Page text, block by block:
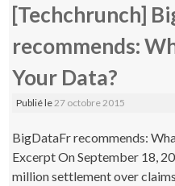
[Techchrunch]
recommends:
Your Data?
Publié le 27 octobre 2015
BigDataFr recommends:
Excerpt On September 18,
million settlement over